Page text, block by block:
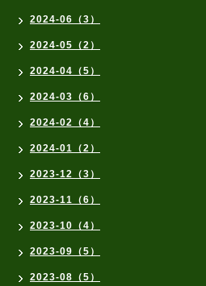
2024-06（3）
2024-05（2）
2024-04（5）
2024-03（6）
2024-02（4）
2024-01（2）
2023-12（3）
2023-11（6）
2023-10（4）
2023-09（5）
2023-08（5）